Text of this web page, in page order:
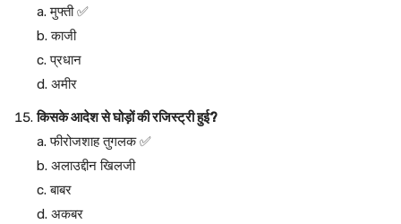
a. मुफ्ती ✅
b. काजी
c. प्रधान
d. अमीर
किसके आदेश से घोड़ों की रजिस्ट्री हुई?
a. फीरोजशाह तुगलक ✅
b. अलाउद्दीन खिलजी
c. बाबर
d. अकबर